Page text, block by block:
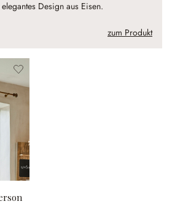
Design aus Eisen.
zum Produkt